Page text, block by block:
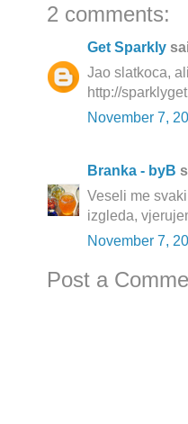
2 comments:
Get Sparkly
Jao slatkoca,
http://
November 7,
Branka - byB
Veseli me
izgleda,
November 7,
Post a